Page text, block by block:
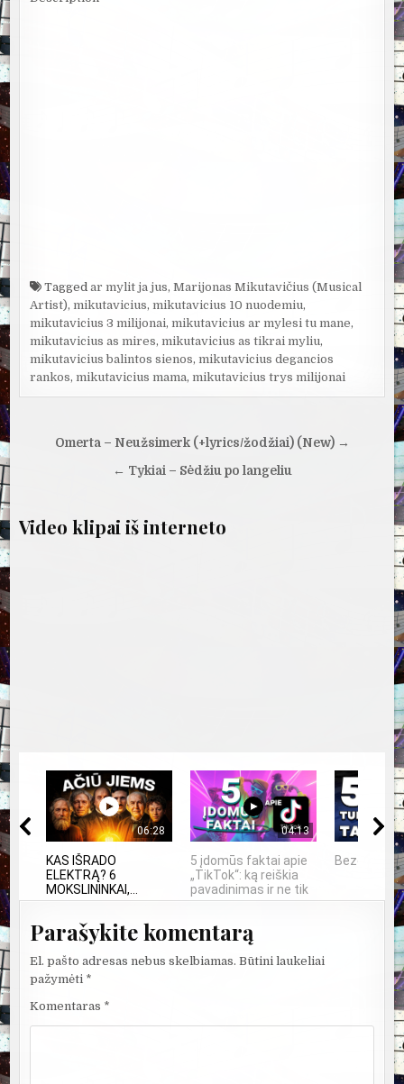
Taggedar mylit ja jus,Marijonas Mikutavičius (Musical
Artist),mikutavicius,mikutavicius 10 nuodemiu,
mikutavicius 3 milijonai,mikutavicius ar mylesi tu mane,
mikutavicius as mires,mikutavicius as tikrai myliu,
mikutavicius balintos sienos,mikutavicius degancios
rankos,mikutavicius mama,mikutavicius trys milijonai
Navigacija
Omerta – Neužsimerk (+lyrics/žodžiai) (New) →
← Tykiai – Sėdžiu po langeliu
Video klipai iš interneto
06:28
KAS IŠRADO
ELEKTRĄ? 6
MOKSLININKAI,...
04:13
5 įdomūs faktai apie
„TikTok“: ką reiškia
pavadinimas ir ne tik
Bezos
Parašykite komentarą
El. pašto adresas nebus skelbiamas. Būtini laukeliai
pažymėti *
Komentaras *